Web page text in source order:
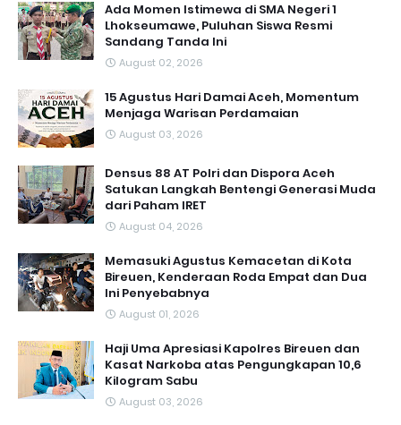
Ada Momen Istimewa di SMA Negeri 1
Lhokseumawe, Puluhan Siswa Resmi
Sandang Tanda Ini
August 02, 2026
15 Agustus Hari Damai Aceh, Momentum
Menjaga Warisan Perdamaian
August 03, 2026
Densus 88 AT Polri dan Dispora Aceh
Satukan Langkah Bentengi Generasi Muda
dari Paham IRET
August 04, 2026
Memasuki Agustus Kemacetan di Kota
Bireuen, Kenderaan Roda Empat dan Dua
Ini Penyebabnya
August 01, 2026
Haji Uma Apresiasi Kapolres Bireuen dan
Kasat Narkoba atas Pengungkapan 10,6
Kilogram Sabu
August 03, 2026